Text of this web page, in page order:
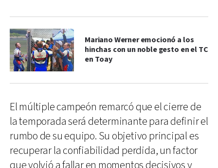
Mariano Werner emocionó a los
hinchas con un noble gesto en el TC
en Toay
El múltiple campeón remarcó que el cierre de
la temporada será determinante para definir el
rumbo de su equipo. Su objetivo principal es
recuperar la confiabilidad perdida, un factor
que volvió a fallar en momentos decisivos y